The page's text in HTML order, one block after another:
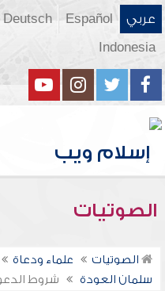
عربي Español
Deutsch
Indonesia
الصوتيات
الصوتيات علماء ودعاة
سلمان العودة
شروط